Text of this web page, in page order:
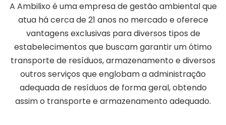
A Ambilixo é uma empresa de gestão ambiental que
atua há cerca de 21 anos no mercado e oferece
vantagens exclusivas para diversos tipos de
estabelecimentos que buscam garantir um ótimo
transporte de resíduos, armazenamento e diversos
outros serviços que englobam a administração
adequada de resíduos de forma geral, obtendo
assim o transporte e armazenamento adequado.